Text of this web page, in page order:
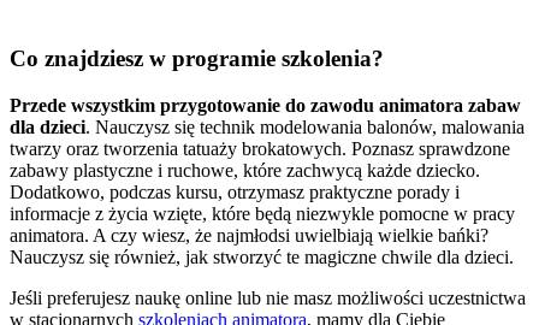
Co znajdziesz w programie szkolenia?
Przede wszystkim przygotowanie do zawodu animatora zabaw
dla dzieci. Nauczysz się technik modelowania balonów, malowania
twarzy oraz tworzenia tatuaży brokatowych. Poznasz sprawdzone
zabawy plastyczne i ruchowe, które zachwycą każde dziecko.
Dodatkowo, podczas kursu, otrzymasz praktyczne porady i
informacje z życia wzięte, które będą niezwykle pomocne w pracy
animatora. A czy wiesz, że najmłodsi uwielbiają wielkie bańki?
Nauczysz się również, jak stworzyć te magiczne chwile dla dzieci.
Jeśli preferujesz naukę online lub nie masz możliwości uczestnictwa
w stacjonarnych szkoleniach animatora, mamy dla Ciebie